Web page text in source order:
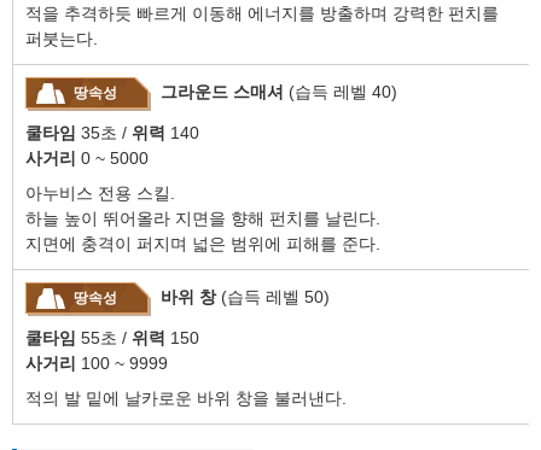
적을 추격하듯 빠르게 이동해 에너지를 방출하며 강력한 펀치를
퍼붓는다.
땅속성 그라운드 스매셔 (습득 레벨 40)
쿨타임 35초 / 위력 140
사거리 0 ~ 5000
아누비스 전용 스킬.
하늘 높이 뛰어올라 지면을 향해 펀치를 날린다.
지면에 충격이 퍼지며 넓은 범위에 피해를 준다.
땅속성 바위 창 (습득 레벨 50)
쿨타임 55초 / 위력 150
사거리 100 ~ 9999
적의 발 밑에 날카로운 바위 창을 불러낸다.